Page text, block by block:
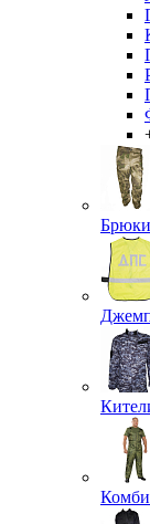
Брюки